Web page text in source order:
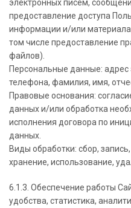
электронных писем,
предоставление доступа
информации и/или
том числе предоставление
файлов).
Персональные данные:
телефона, фамилия, имя,
Правовые основания:
данных и/или обработка
исполнения договора по
данных.
Виды обработки: сбор,
хранение, использование,
6.1.3. Обеспечение работы
удобства, статистика,